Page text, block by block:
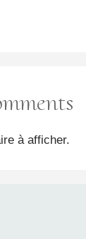
à afficher.